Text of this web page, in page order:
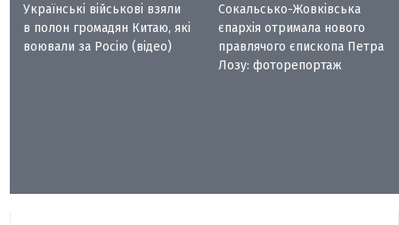
Українські військові взяли
в полон громадян Китаю, які
воювали за Росію (відео)
Сокальсько-Жовківська
єпархія отримала нового
правлячого єпископа Петра
Лозу: фоторепортаж